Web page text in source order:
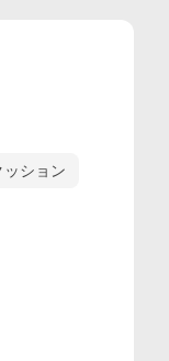
ッション